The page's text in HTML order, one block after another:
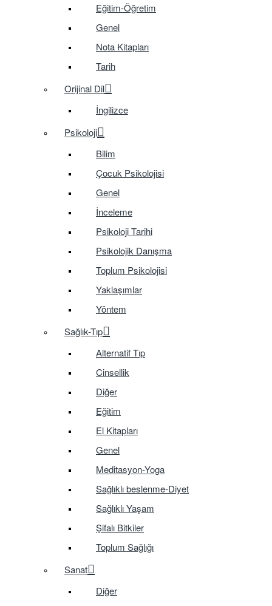
Eğitim-Öğretim
Genel
Nota Kitapları
Tarih
Orijinal Dil
İngilizce
Psikoloji
Bilim
Çocuk Psikolojisi
Genel
İnceleme
Psikoloji Tarihi
Psikolojik Danışma
Toplum Psikolojisi
Yaklaşımlar
Yöntem
Sağlık-Tıp
Alternatif Tıp
Cinsellik
Diğer
Eğitim
El Kitapları
Genel
Meditasyon-Yoga
Sağlıklı beslenme-Diyet
Sağlıklı Yaşam
Şifalı Bitkiler
Toplum Sağlığı
Sanat
Diğer